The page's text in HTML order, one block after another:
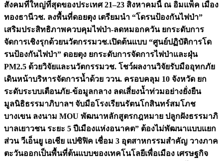
สังคมที่ใหญ่ที่สุดของประเทศ 21–23 สิงหาคมนี้ ณ อิมแพ็ค เมือง
ทองธานีวช. ลงพื้นที่ดอยตุง เตรียมนำ “โดรนป้องกันไฟป่า”
เสริมประสิทธิภาพควบคุมไฟป่า-ลดหมอกควัน ยกระดับการ
จัดการเชิงรุกด้วยนวัตกรรมวช.เปิดต้นแบบ “ศูนย์ปฏิบัติการโด
รนป้องกันไฟป่า” ดอยตุง ยกระดับการจัดการไฟป่าและฝุ่น
PM2.5 ด้วยวิจัยและนวัตกรรมวช. โชว์ผลงานวิจัยรับมืออุทกภัย
เดินหน้าบริหารจัดการน้ำด้วย ววน. ครอบคลุม 10 จังหวัด ยก
ระดับระบบเตือนภัย-ข้อมูลกลาง ลดเสี่ยงน้ำท่วมอย่างยั่งยืน
มูลนิธิธรรมาภิบาลฯ จับมือโรงเรียนรัตนโกสินทร์สมโภช
บางเขน ลงนาม MOU พัฒนาหลักสูตรกฎหมาย ปลูกฝังธรรมาภิ
บาลเยาวชน ระยะ 5 ปีเมืองแห่งอนาคต” ต้องไม่พัฒนาแบบแยก
ส่วน วีเอ็นยู เอเชีย แปซิฟิค เชื่อม 3 อุตสาหกรรมสำคัญ วางภาค
ตะวันออกเป็นพื้นที่ต้นแบบของเทคโนโลยีเพื่อเมือง เศรษฐกิจ